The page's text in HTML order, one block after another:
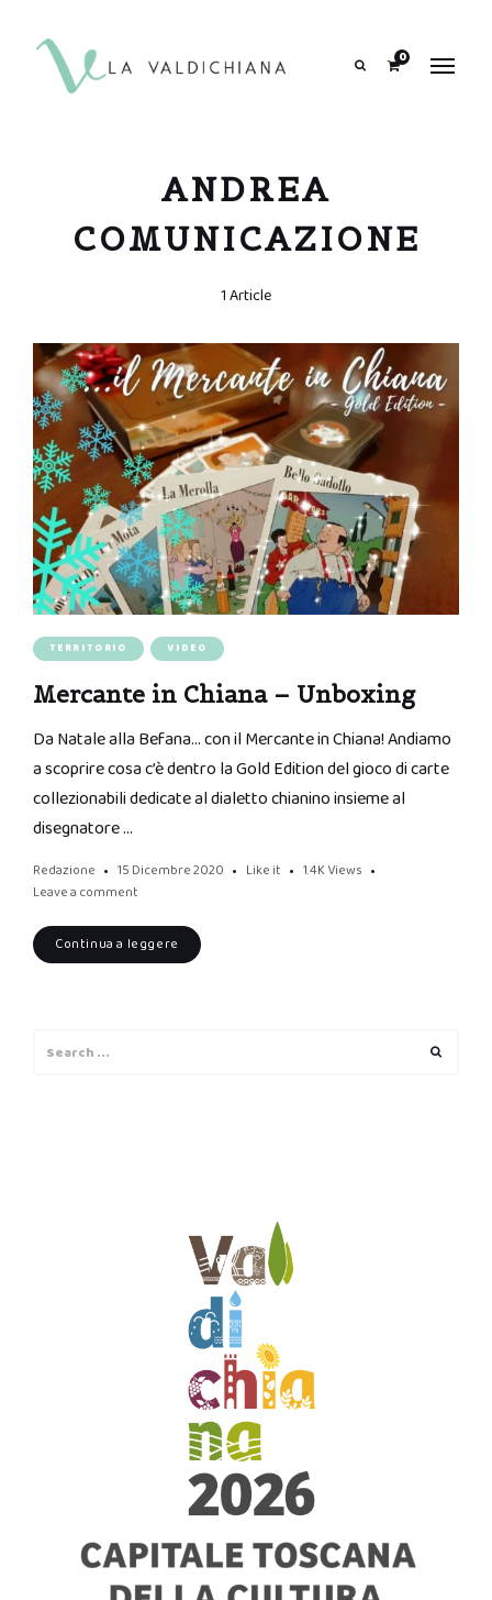
0
ANDREA
COMUNICAZIONE
1 Article
TERRITORIO VIDEO
Mercante in Chiana – Unboxing
Da Natale alla Befana… con il Mercante in Chiana! Andiamo
a scoprire cosa c’è dentro la Gold Edition del gioco di carte
collezionabili dedicate al dialetto chianino insieme al
disegnatore …
Redazione 15 Dicembre 2020 Like it 1.4K Views
Leave a comment
Continua a leggere
for: